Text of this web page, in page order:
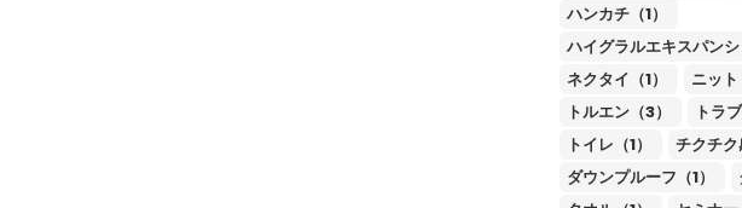
ハンカチ（1）
ハイグラルエキスパンシ
ネクタイ（1）
ニット
トルエン（3）
トラ
トイレ（1）
チクチク
ダウンプルーフ（1）